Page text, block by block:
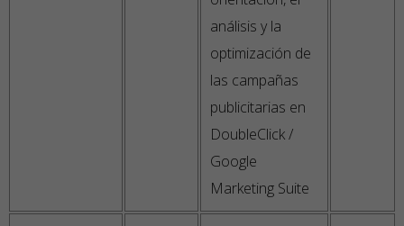
análisis y la
optimización de
las campañas
publicitarias en
DoubleClick /
Google
Marketing Suite